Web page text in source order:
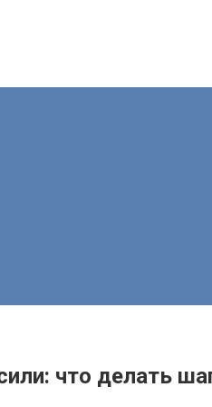
что делать